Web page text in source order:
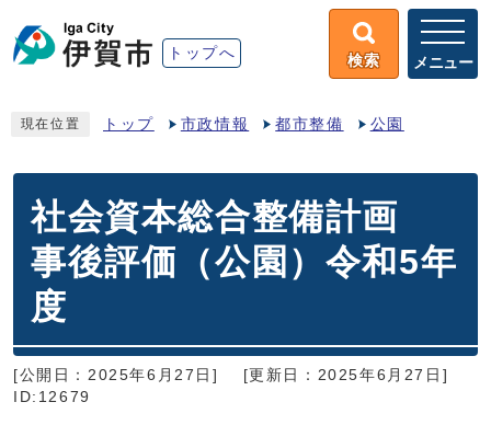
トップへ 検索 メニュー
現在位置 トップ 市政情報 都市整備 公園
社会資本総合整備計画
事後評価（公園）令和5年
度
[公開日：2025年6月27日]
[更新日：2025年6月27日]
ID:12679